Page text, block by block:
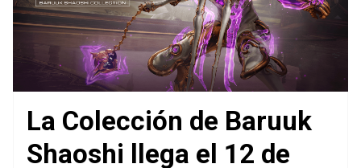
La Colección de Baruuk
Shaoshi llega el 12 de